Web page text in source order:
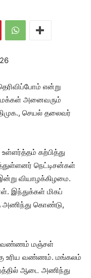
என்று
மக்கள் அனைவரும்
செயல் தலைவர்
கற்பித்து
நெட்டிசன்கள்
வியாழக்கிழமை.
இந்துக்கள் மிகப்
அணிந்து கொண்டு,
வண்ணம் மஞ்சள்
உரிய வண்ணம். மங்கலம்
ஆடை அணிந்து